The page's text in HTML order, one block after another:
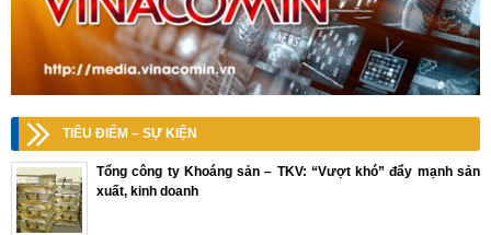
TIÊU ĐIỂM – SỰ KIỆN
Tổng công ty Khoáng sản – TKV: “Vượt khó” đẩy mạnh sản
xuất, kinh doanh